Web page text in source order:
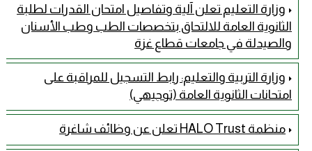
وزارة التعليم تعلن آلية وتفاصيل امتحان القدرات لطلبة
الثانوية العامة للالتحاق بتخصصات الطب وطب الأسنان
والصيدلة في جامعات قطاع غزة
وزارة التربية والتعليم: رابط التسجيل للمراقبة على
امتحانات الثانوية العامة (توجيهي)
منظمة HALO Trust تعلن عن وظائف شاغرة